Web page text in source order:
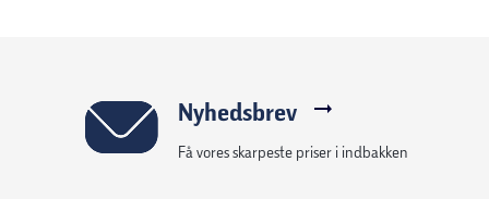
Nyhedsbrev
Få vores skarpeste priser i indbakken